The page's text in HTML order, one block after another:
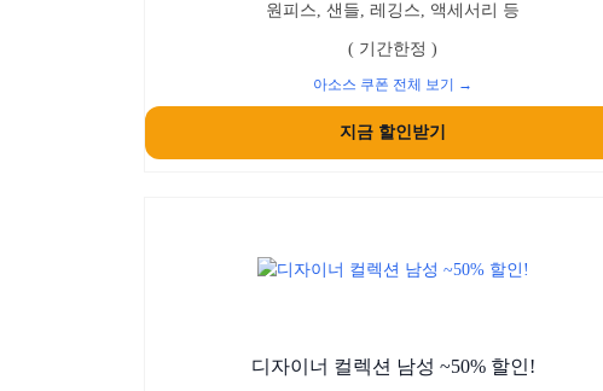
원피스, 샌들, 레깅스, 액세서리 등
( 기간한정 )
아소스 쿠폰 전체 보기 →
지금 할인받기
디자이너 컬렉션 남성 ~50% 할인!